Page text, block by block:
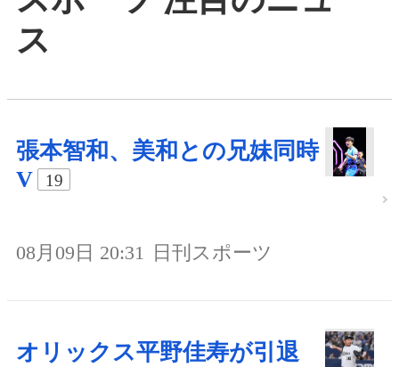
ス
張本智和、美和との兄妹同時
V
19
08月09日 20:31 日刊スポーツ
オリックス平野佳寿が引退